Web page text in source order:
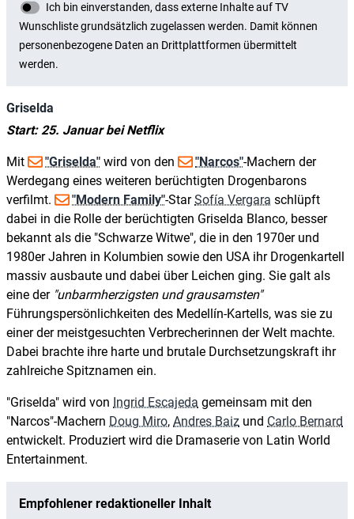
Griselda
Start: 25. Januar bei Netflix
Mit "Griselda" wird von den "Narcos"-Machern der
Werdegang eines weiteren berüchtigten Drogenbarons
verfilmt.
"Modern Family"-StarSofía Vergara schlüpft
dabei in die Rolle der berüchtigten Griselda Blanco, besser
bekannt als die "Schwarze Witwe", die in den 1970er und
1980er Jahren in Kolumbien sowie den USA ihr Drogenkartell
massiv ausbaute und dabei über Leichen ging. Sie galt als
eine der unbarmherzigsten und grausamsten
Führungspersönlichkeiten des Medellín-Kartells, was sie zu
einer der meistgesuchten Verbrecherinnen der Welt machte.
Dabei brachte ihre harte und brutale Durchsetzungskraft ihr
zahlreiche Spitznamen ein.
"Griselda" wird von Ingrid Escajeda gemeinsam mit den
"Narcos"-Machern Doug Miro, Andres Baiz und Carlo Bernard
entwickelt. Produziert wird die Dramaserie von Latin World
Entertainment.